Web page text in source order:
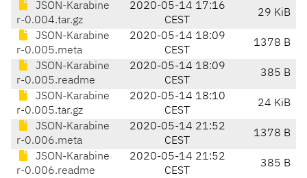
JSON-Karabine
r-0.004.tar.gz
2020-05-14 17:16
CEST
29 KiB
JSON-Karabine
r-0.005.meta
2020-05-14 18:09
CEST
1378 B
JSON-Karabine
r-0.005.readme
2020-05-14 18:09
CEST
385 B
JSON-Karabine
r-0.005.tar.gz
2020-05-14 18:10
CEST
24 KiB
JSON-Karabine
r-0.006.meta
2020-05-14 21:52
CEST
1378 B
JSON-Karabine
r-0.006.readme
2020-05-14 21:52
CEST
385 B